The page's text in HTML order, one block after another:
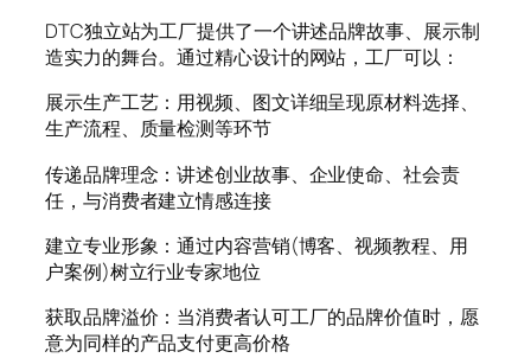
DTC独立站为工厂提供了一个讲述品牌故事、展示制
造实力的舞台。通过精心设计的网站，工厂可以：
展示生产工艺：用视频、图文详细呈现原材料选择、
生产流程、质量检测等环节
传递品牌理念：讲述创业故事、企业使命、社会责
任，与消费者建立情感连接
建立专业形象：通过内容营销(博客、视频教程、用
户案例)树立行业专家地位
获取品牌溢价：当消费者认可工厂的品牌价值时，愿
意为同样的产品支付更高价格